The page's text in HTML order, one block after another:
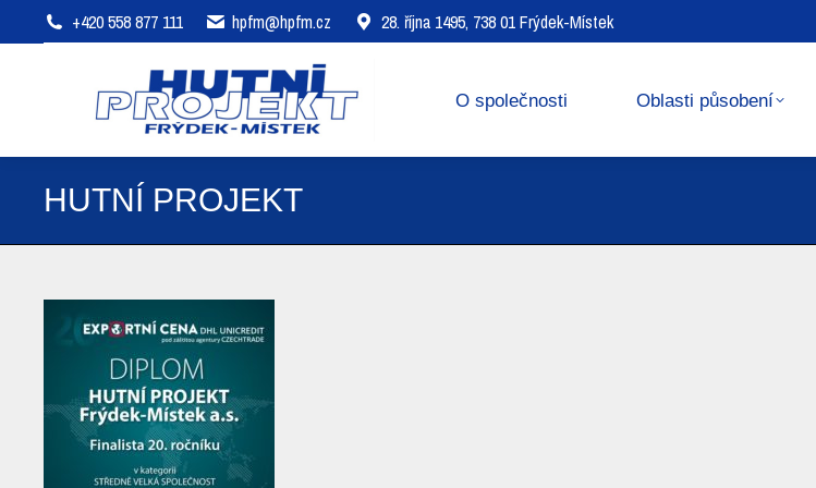
+420 558 877 111 hpfm@hpfm.cz 28. října 1495, 738 01 Frýdek-Místek
O společnosti Oblasti působení
HUTNÍ PROJEKT
O společnosti Oblasti působení